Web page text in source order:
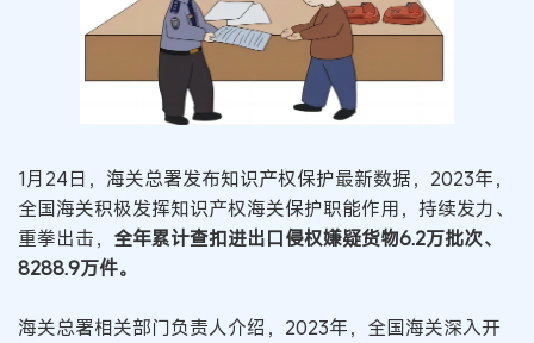
1月24日，海关总署发布知识产权保护最新数据，2023年，
全国海关积极发挥知识产权海关保护职能作用，持续发力、
重拳出击， 全年累计查扣进出口侵权嫌疑货物6.2万批次、
8288.9万件。
海关总署相关部门负责人介绍，2023年，全国海关深入开